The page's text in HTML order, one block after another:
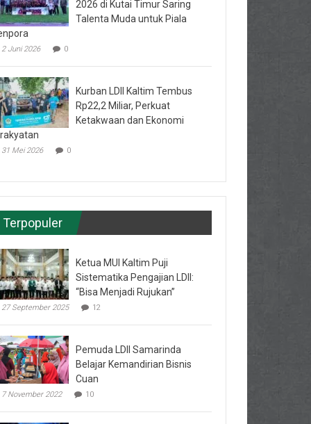
2026 di Kutai Timur Saring
Talenta Muda untuk Piala
2 Juni 2026 0
Kurban LDII Kaltim Tembus
Rp22,2 Miliar, Perkuat
Ketakwaan dan Ekonomi
31 Mei 2026 0
Terpopuler
Ketua MUI Kaltim Puji
Sistematika Pengajian LDII:
“Bisa Menjadi Rujukan”
27 September 2025 12
Pemuda LDII Samarinda
Belajar Kemandirian Bisnis
Cuan
7 November 2022 10